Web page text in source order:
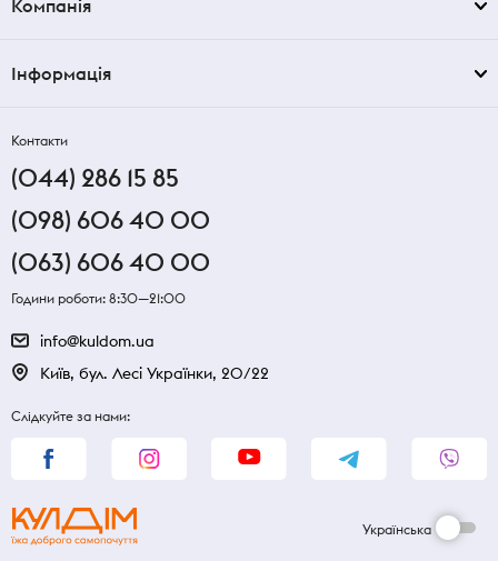
Компанія
Інформація
Контакти
(044) 286 15 85
(098) 606 40 00
(063) 606 40 00
Години роботи: 8:30—21:00
info@kuldom.ua
Київ, бул. Лесі Українки, 20/22
Слідкуйте за нами:
Українська